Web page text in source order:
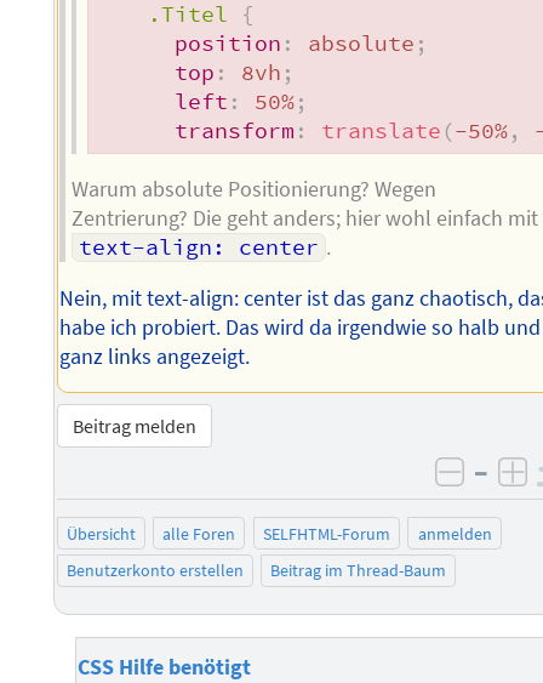
.Titel
{
position : absolute ;
top : 8vh ;
left : 50%;
transform : translate (-50%,
Warum absolute Positionierung? Wegen
Zentrierung? Die geht anders; hier wohl einfach mit
text-align: center .
Nein, mit text-align: center ist das ganz chaotisch,
habe ich probiert. Das wird da irgendwie so halb und
ganz links angezeigt.
Beitrag melden
–
Übersicht alle Foren SELFHTML-Forum
anmelden
Benutzerkonto erstellen
Beitrag im Thread-Baum
CSS Hilfe benötigt